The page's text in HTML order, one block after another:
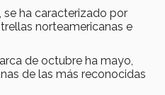
se ha caracterizado por
norteamericanas e
de octubre ha mayo,
de las más reconocidas